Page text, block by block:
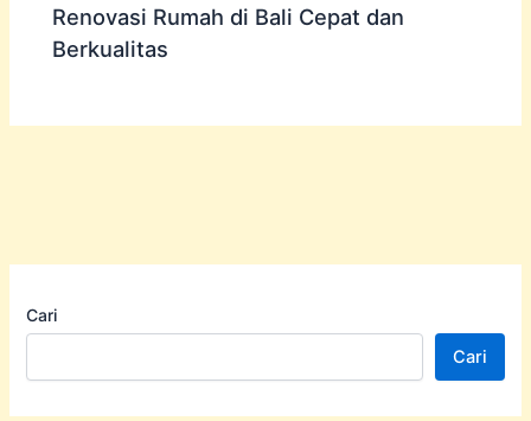
Renovasi Rumah di Bali Cepat dan
Berkualitas
Cari
Cari